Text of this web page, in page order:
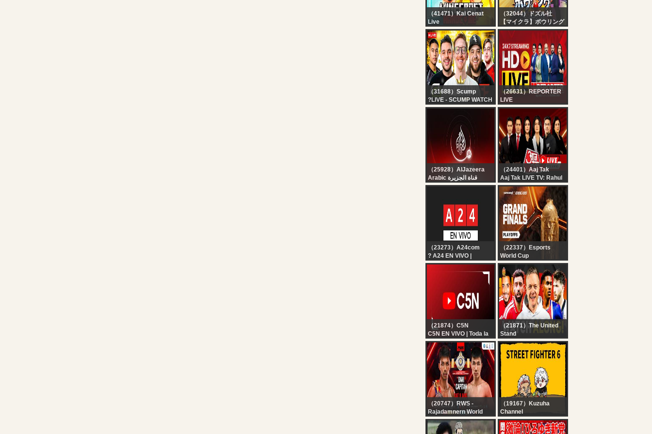
（41471）Kai Cenat
Live
KAI X SPEED
MINECRAFT
MARATHON BEATING
ALL BOSSES
*HARDCORE* DAY 1
PART 2
（32044）ドズル社
【マイクラ】ボウリング
でストライクとると動け
るエンドラ討伐【ドズル
社生放送】
（31688）Scump
?LIVE - SCUMP WATCH
PARTY!! OpTic
GAMING vs FAZE |
ESPORTS WORLD CUP
（26631）REPORTER
LIVE
24x7 Reporter Live TV |
Kerala Rain Alert Live |
HD Streaming | Latest
Malayalam News |
Reporter
（25928）AlJazeera
Arabic قناة الجزيرة
البث الحي لقناة الجزيرة |
（24401）Aaj Tak
Aaj Tak LIVE TV: Rahul
Gandhi | Ranchi
Student Protest | PM
Modi | CM Yogi | Kanwar
| Hindi News
（23273）A24com
? A24 EN VIVO |
Noticias de Argentina y
el mundo las 24 horas
（22337）Esports
World Cup
TEKKEN 8 at EWC 26 -
FINAL DAY!
（21874）C5N
C5N EN VIVO | Toda la
información en un solo
lugar | Seguí la
transmisión las 24
horas
（21871）The United
Stand
Man United vs PSG
LIVE Watchalong with
Mark Goldbridge
（20747）RWS -
Rajadamnern World
Series
? LIVE : RWS: Dam
（19167）Kuzuha
Channel
【スト6】目指せ一斤
【スコップ】